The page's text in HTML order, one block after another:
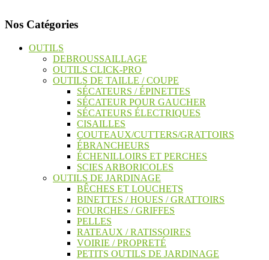
Nos Catégories
OUTILS
DEBROUSSAILLAGE
OUTILS CLICK-PRO
OUTILS DE TAILLE / COUPE
SÉCATEURS / ÉPINETTES
SÉCATEUR POUR GAUCHER
SÉCATEURS ÉLECTRIQUES
CISAILLES
COUTEAUX/CUTTERS/GRATTOIRS
ÉBRANCHEURS
ÉCHENILLOIRS ET PERCHES
SCIES ARBORICOLES
OUTILS DE JARDINAGE
BÊCHES ET LOUCHETS
BINETTES / HOUES / GRATTOIRS
FOURCHES / GRIFFES
PELLES
RATEAUX / RATISSOIRES
VOIRIE / PROPRETÉ
PETITS OUTILS DE JARDINAGE